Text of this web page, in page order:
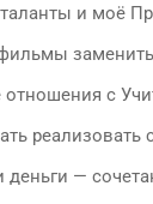
и моё
с
реализовать
деньги —